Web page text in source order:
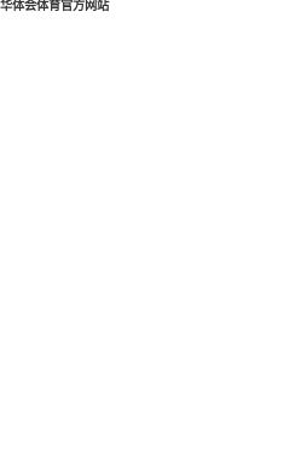
华体会体育官方网站